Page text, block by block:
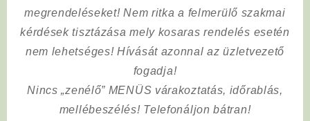
megrendeléseket! Nem ritka a felmerülő szakmai
kérdések tisztázása mely kosaras rendelés esetén
nem lehetséges! Hívását azonnal az üzletvezető
fogadja!
Nincs „zenélő” MENÜS várakoztatás, időrablás,
mellébeszélés! Telefonáljon bátran!